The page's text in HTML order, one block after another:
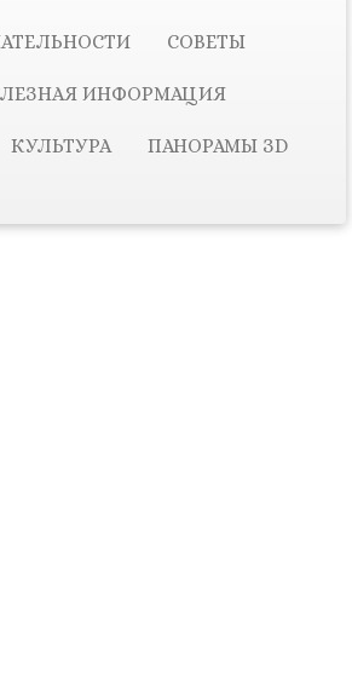
СОВЕТЫ
ИНФОРМАЦИЯ
КУЛЬТУРА ПАНОРАМЫ ЗD